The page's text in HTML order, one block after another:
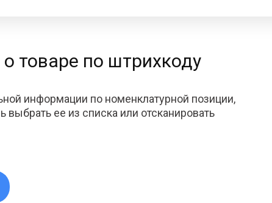
товаре по штрихкоду
информации по номенклатурной позиции,
выбрать ее из списка или отсканировать